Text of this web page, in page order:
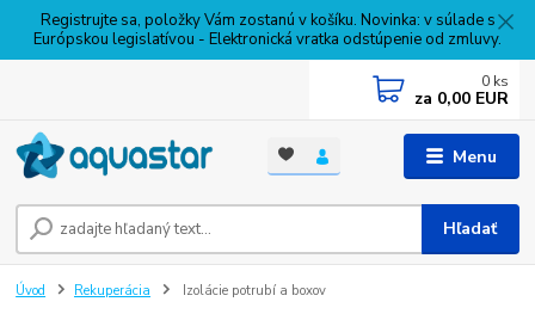
Registrujte sa, položky Vám zostanú v košíku. Novinka: v súlade s
Európskou legislatívou - Elektronická vratka odstúpenie od zmluvy.
Menu
Hľadať
0 ks
za 0,00 EUR
Úvod Rekuperácia Izolácie potrubí a boxov